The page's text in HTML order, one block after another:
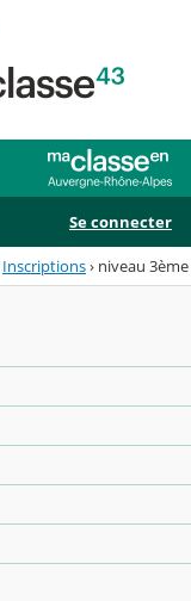
Se connecter
Inscriptions› niveau 3ème